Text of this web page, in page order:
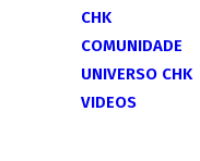
CHK
COMUNIDADE
UNIVERSO CHK
VIDEOS